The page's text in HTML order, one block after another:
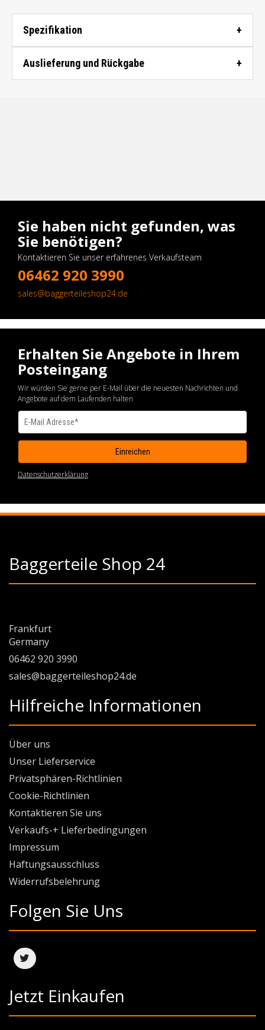
Spezifikation
Auslieferung und Rückgabe
Sie haben nicht gefunden, was
Sie benötigen?
Kontaktieren Sie unser erfahrenes Verkaufsteam
06462 920 3990
sales@baggerteileshop24.de
Erhalten Sie Angebote in Ihrem
Posteingang
Wir würden Sie gerne per E-Mail über die neuesten Nachrichten und
Angebote auf dem Laufenden halten
Datenschutzerklärung
Baggerteile Shop 24
Frankfurt
Germany
06462 920 3990
sales@baggerteileshop24.de
Hilfreiche Informationen
Über uns
Unser Lieferservice
Privatsphären-Richtlinien
Cookie-Richtlinien
Kontaktieren Sie uns
Verkaufs-+ Lieferbedingungen
Impressum
Haftungsausschluss
Widerrufsbelehrung
Folgen Sie Uns
Jetzt Einkaufen